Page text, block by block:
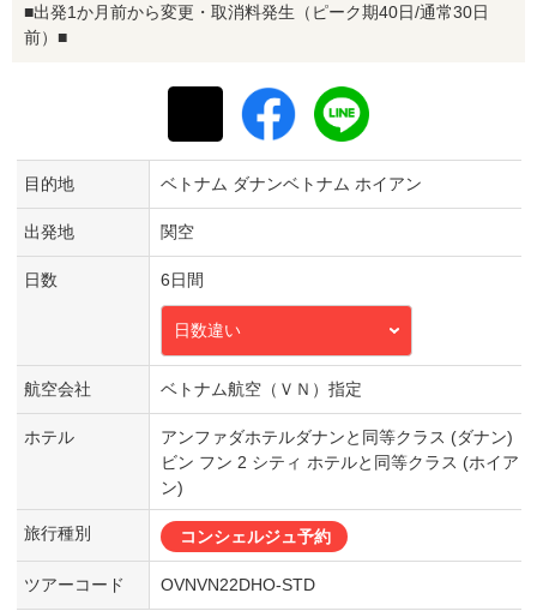
■出発1か月前から変更・取消料発生（ピーク期40日/通常30日
前）■
目的地 ベトナム ダナンベトナム ホイアン
出発地 関空
日数 6日間
日数違い
航空会社 ベトナム航空（ＶＮ）指定
ホテル
アンファダホテルダナンと同等クラス (ダナン)
ビン フン 2 シティ ホテルと同等クラス (ホイア
ン)
旅行種別 コンシェルジュ予約
ツアーコード OVNVN22DHO-STD